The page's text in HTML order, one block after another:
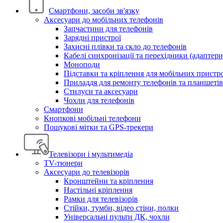
Смартфони, засоби зв'язку
Аксесуари до мобільних телефонів
Запчастини для телефонів
Зарядні пристрої
Захисні плівки та скло до телефонів
Кабелі синхронізації та перехідники
Моноподи
Підставки та кріплення для мобільних
Приладдя для ремонту телефонів та планшетів
Стилуси та аксесуари
Чохли для телефонів
Смартфони
Кнопкові мобільні телефони
Пошукові мітки та GPS-трекери
Телевізори і мультимедіа
TV-тюнери
Аксесуари до телевізорів
Кронштейни та кріплення
Настільні кріплення
Рамки для телевізорів
Стійки, тумби, відео стіни, полки
Універсальні пульти ДК, чохли